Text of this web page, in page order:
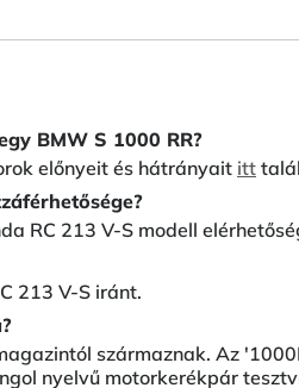
BMW S 1000 RR?
előnyeit és hátrányait itt
RC 213 V-S modell
213 V-S iránt.
származnak. Az
nyelvű motorkerékpár